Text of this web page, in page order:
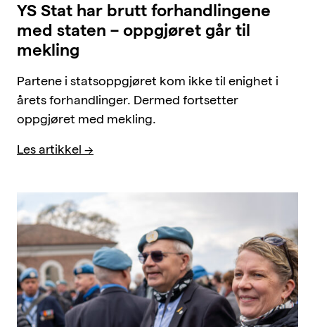
YS Stat har brutt forhandlingene
med staten – oppgjøret går til
mekling
Partene i statsoppgjøret kom ikke til enighet i
årets forhandlinger. Dermed fortsetter
oppgjøret med mekling.
Les artikkel